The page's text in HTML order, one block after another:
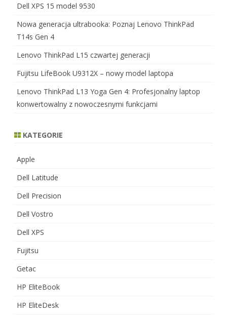
Dell XPS 15 model 9530
Nowa generacja ultrabooka: Poznaj Lenovo ThinkPad
T14s Gen 4
Lenovo ThinkPad L15 czwartej generacji
Fujitsu LifeBook U9312X – nowy model laptopa
Lenovo ThinkPad L13 Yoga Gen 4: Profesjonalny laptop
konwertowalny z nowoczesnymi funkcjami
KATEGORIE
Apple
Dell Latitude
Dell Precision
Dell Vostro
Dell XPS
Fujitsu
Getac
HP EliteBook
HP EliteDesk